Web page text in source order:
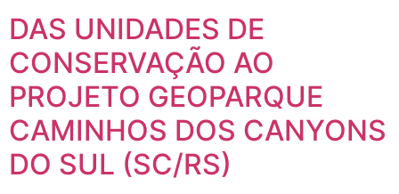
DAS UNIDADES DE
CONSERVAÇÃO AO
PROJETO GEOPARQUE
CAMINHOS DOS CANYONS
DO SUL (SC/RS)